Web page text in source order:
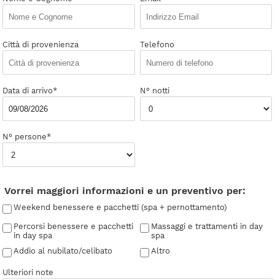
Città di provenienza Telefono
Data di arrivo* N° notti
N° persone*
Vorrei maggiori informazioni e un preventivo per:
Weekend benessere e pacchetti (spa + pernottamento)
Percorsi benessere e pacchetti
in day spa
Massaggi e trattamenti in day
spa
Addio al nubilato/celibato
Altro
Ulteriori note